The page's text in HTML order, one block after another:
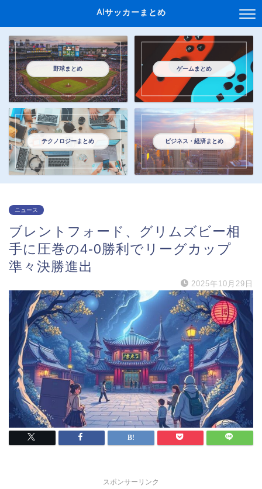
AIサッカーまとめ
野球まとめ ゲームまとめ
テクノロジーまとめ ビジネス・経済まとめ
ニュース
ブレントフォード、グリムズビー相
手に圧巻の4-0勝利でリーグカップ
準々決勝進出
2025年10月29日
スポンサーリンク